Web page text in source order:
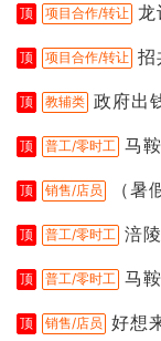
顶 项目合作/转让 龙
顶 项目合作/转让 招
顶 教辅类 政府出
顶 普工/零时工 马
顶 销售/店员
（
顶 普工/零时工 涪
顶 普工/零时工 马
顶 销售/店员 好想